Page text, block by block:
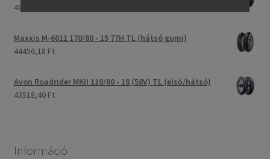
40520,37 Ft
Maxxis M-6011 170/80 - 15 77H TL (hátsó gumi)
44456,18 Ft
Avon Roadrider MKII 110/80 - 18 (58V) TL (első/hátsó)
43518,40 Ft
Információ